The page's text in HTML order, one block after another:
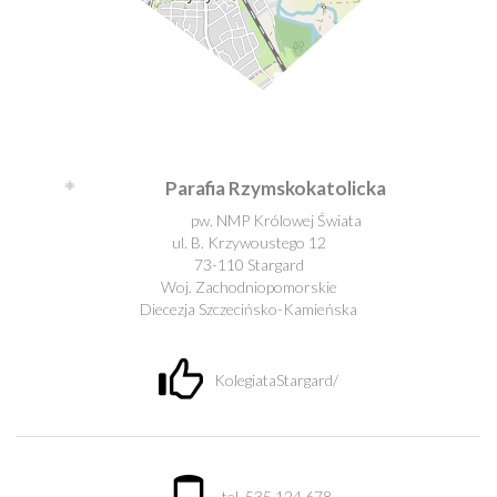
Parafia Rzymskokatolicka
pw. NMP Królowej Świata
ul. B. Krzywoustego 12
73-110 Stargard
Woj. Zachodniopomorskie
Diecezja Szczecińsko-Kamieńska
KolegiataStargard/